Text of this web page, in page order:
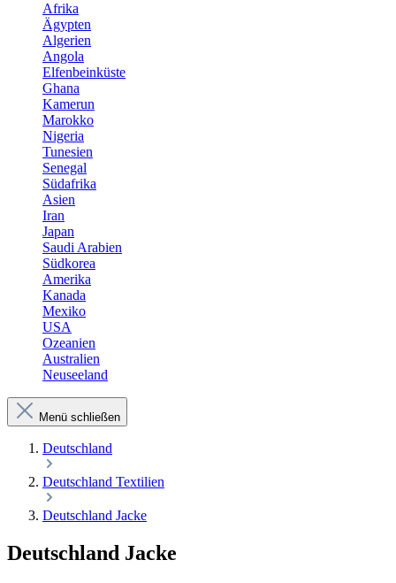
Afrika
Ägypten
Algerien
Angola
Elfenbeinküste
Ghana
Kamerun
Marokko
Nigeria
Tunesien
Senegal
Südafrika
Asien
Iran
Japan
Saudi Arabien
Südkorea
Amerika
Kanada
Mexiko
USA
Ozeanien
Australien
Neuseeland
Menü schließen
Deutschland
Deutschland Textilien
Deutschland Jacke
Deutschland Jacke